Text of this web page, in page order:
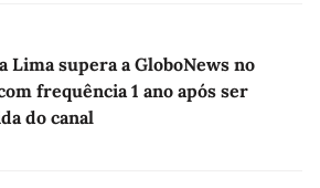
Lima supera a GloboNews no
frequência 1 ano após ser
do canal